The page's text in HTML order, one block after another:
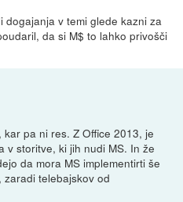
dogajanja v temi glede kazni za
da si M$ to lahko privošči
pa ni res. Z Office 2013, je
v storitve, ki jih nudi MS. In že
da mora MS implementirti še
telebajskov od